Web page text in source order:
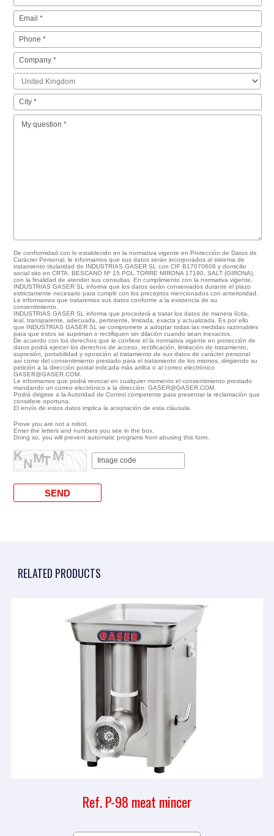
De conformidad con lo establecido en la normativa vigente en Protección de Datos de
Carácter Personal, le informamos que sus datos serán incorporados al sistema de
tratamiento titularidad de INDUSTRIAS GASER SL con CIF B17070608 y domicilio
social sito en CRTA. BESCANO Nº 15 POL.TORRE MIRONA 17190, SALT (GIRONA),
con la finalidad de atender sus consultas. En cumplimiento con la normativa vigente,
INDUSTRIAS GASER SL informa que los datos serán conservados durante el plazo
estrictamente necesario para cumplir con los preceptos mencionados con anterioridad.
Le informamos que trataremos sus datos conforme a la existencia de su
consentimiento.
INDUSTRIAS GASER SL informa que procederá a tratar los datos de manera lícita,
leal, transparente, adecuada, pertinente, limitada, exacta y actualizada. Es por ello
que INDUSTRIAS GASER SL se compromete a adoptar todas las medidas razonables
para que estos se supriman o rectifiquen sin dilación cuando sean inexactos.
De acuerdo con los derechos que le confiere el la normativa vigente en protección de
datos podrá ejercer los derechos de acceso, rectificación, limitación de tratamiento,
supresión, portabilidad y oposición al tratamiento de sus datos de carácter personal
así como del consentimiento prestado para el tratamiento de los mismos, dirigiendo su
petición a la dirección postal indicada más arriba o al correo electrónico
GASER@GASER.COM.
Le informamos que podrá revocar en cualquier momento el consentimiento prestado
mandando un correo electrónico a la dirección: GASER@GASER.COM.
Podrá dirigirse a la Autoridad de Control competente para presentar la reclamación que
considere oportuna.
El envío de estos datos implica la aceptación de esta cláusula.
Prove you are not a robot.
Enter the letters and numbers you see in the box.
Doing so, you will prevent automatic programs from abusing this form.
RELATED PRODUCTS
Ref. P-98 meat mincer